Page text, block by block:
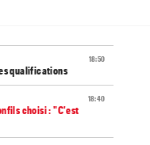
18:50
qualifications
18:40
choisi : "C'est